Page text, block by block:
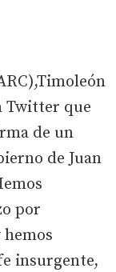
Twitter que
de un
de Juan
por
insurgente,